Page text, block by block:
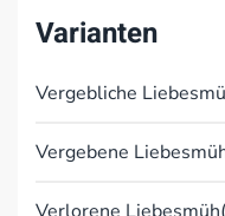
Varianten
Vergebliche
Vergebene